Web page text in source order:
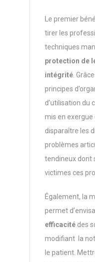
Le premier
tirer les
techniques
protection de
intégrité.
principes
d’utilisation du
mis en exergue
disparaître les
problèmes
tendineux dont
victimes ces
Également, la
permet
efficacité des
modifiant la
le patient.